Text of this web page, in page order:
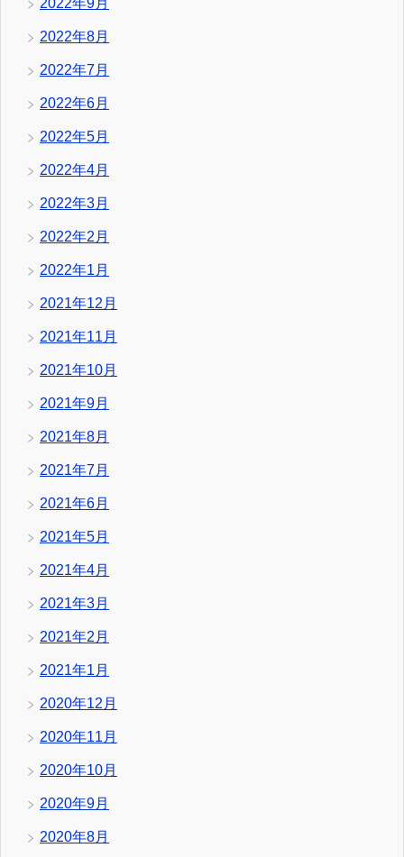
2022年8月
2022年7月
2022年6月
2022年5月
2022年4月
2022年3月
2022年2月
2022年1月
2021年12月
2021年11月
2021年10月
2021年9月
2021年8月
2021年7月
2021年6月
2021年5月
2021年4月
2021年3月
2021年2月
2021年1月
2020年12月
2020年11月
2020年10月
2020年9月
2020年8月